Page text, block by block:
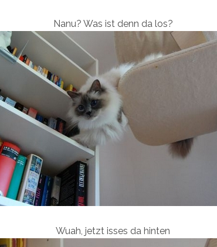
Nanu? Was ist denn da los?
Wuah, jetzt isses da hinten